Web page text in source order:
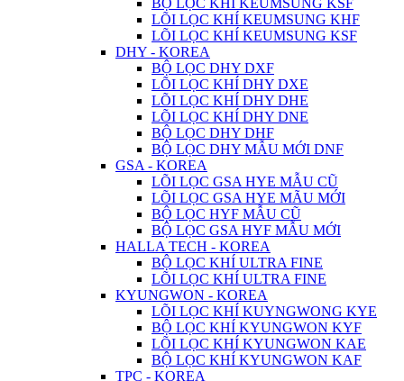
BỘ LỌC KHÍ KEUMSUNG KSF
LÕI LỌC KHÍ KEUMSUNG KHF
LÕI LỌC KHÍ KEUMSUNG KSF
DHY - KOREA
BỘ LỌC DHY DXF
LÕI LỌC KHÍ DHY DXE
LÕI LỌC KHÍ DHY DHE
LÕI LỌC KHÍ DHY DNE
BỘ LỌC DHY DHF
BỘ LỌC DHY MẪU MỚI DNF
GSA - KOREA
LÕI LỌC GSA HYE MẪU CŨ
LÕI LỌC GSA HYE MÃU MỚI
BỘ LỌC HYF MẪU CŨ
BỘ LỌC GSA HYF MẪU MỚI
HALLA TECH - KOREA
BỘ LỌC KHÍ ULTRA FINE
LÕI LỌC KHÍ ULTRA FINE
KYUNGWON - KOREA
LÕI LỌC KHÍ KUYNGWONG KYE
BỘ LỌC KHÍ KYUNGWON KYF
LÕI LỌC KHÍ KYUNGWON KAE
BỘ LỌC KHÍ KYUNGWON KAF
TPC - KOREA